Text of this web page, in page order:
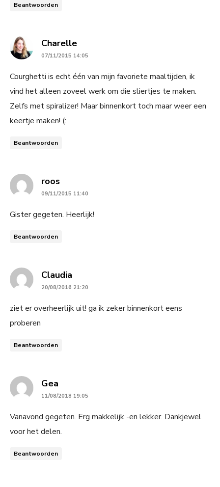
Beantwoorden
Charellesays:
07/11/2015 14:05
Courghetti is echt één van mijn favoriete maaltijden, ik
vind het alleen zoveel werk om die sliertjes te maken.
Zelfs met spiralizer! Maar binnenkort toch maar weer een
keertje maken! (:
Beantwoorden
roossays:
09/11/2015 11:40
Gister gegeten. Heerlijk!
Beantwoorden
Claudia
20/08/2016 21:20
ziet er overheerlijk uit! ga ik zeker binnenkort eens
proberen
Beantwoorden
Gea
11/08/2018 19:05
Vanavond gegeten. Erg makkelijk -en lekker. Dankjewel
voor het delen.
Beantwoorden